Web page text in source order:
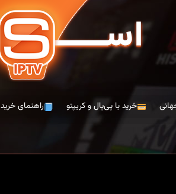
خرید با پی‌پال و کریپتو راهنمای خرید